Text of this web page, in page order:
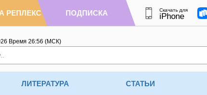
РЕПЛЕКС ПОДПИСКА Скачать для
iPhone
Время 26:56 (МСК)
ЛИТЕРАТУРА СТАТЬИ